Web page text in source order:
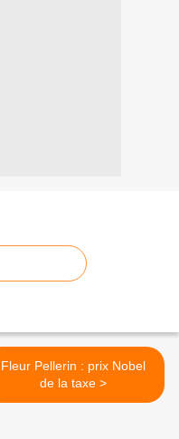
Fleur Pellerin : prix Nobel
de la taxe >